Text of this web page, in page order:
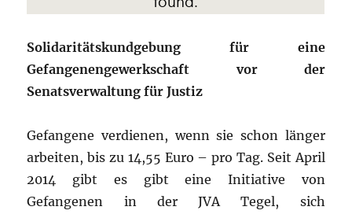
Solidaritätskundgebung für eine
Gefangenengewerkschaft vor der
Senatsverwaltung für Justiz
Gefangene verdienen, wenn sie schon länger
arbeiten, bis zu 14,55 Euro – pro Tag. Seit April
2014 gibt es gibt eine Initiative von
Gefangenen in der JVA Tegel, sich